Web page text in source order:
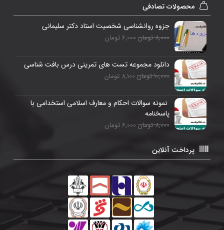
محصولات تصادفی
جزوه روانشناسی شخصیت استاد دکتر سلیمانی
8,000 تومان 6,000 تومان
دانلود مجموعه تست های تمرینی درس بافت شناسی
10,000 تومان 8,100 تومان
نمونه سوالات احکام و معارف اسلامی استخدامی با
پاسخنامه
8,000 تومان 6,000 تومان
پرداخت آنلاین